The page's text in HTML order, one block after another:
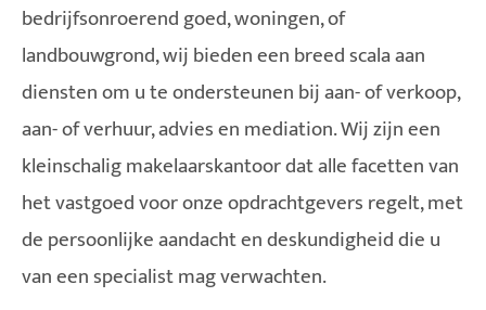
bedrijfsonroerend goed, woningen, of
landbouwgrond, wij bieden een breed scala aan
diensten om u te ondersteunen bij aan- of verkoop,
aan- of verhuur, advies en mediation. Wij zijn een
kleinschalig makelaarskantoor dat alle facetten van
het vastgoed voor onze opdrachtgevers regelt, met
de persoonlijke aandacht en deskundigheid die u
van een specialist mag verwachten.